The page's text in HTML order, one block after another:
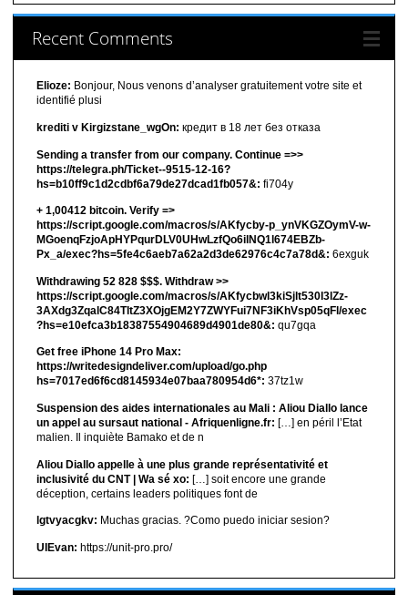
Recent Comments
Elioze: Bonjour, Nous venons d’analyser gratuitement votre site et
identifié plusi
krediti v Kirgizstane_wgOn: кредит в 18 лет без отказа
Sending a transfer from our company. Continue =>>
https://telegra.ph/Ticket--9515-12-16?
hs=b10ff9c1d2cdbf6a79de27dcad1fb057&: fi704y
+ 1,00412 bitсоin. Verify =>
https://script.google.com/macros/s/AKfycby-p_ynVKGZOymV-w-
MGoenqFzjoApHYPqurDLV0UHwLzfQo6ilNQ1l674EBZb-
Px_a/exec?hs=5fe4c6aeb7a62a2d3de62976c4c7a78d&: 6exguk
Withdrawing 52 828 $$$. Withdrаw >>
https://script.google.com/macros/s/AKfycbwl3kiSjlt530I3lZz-
3AXdg3ZqalC84TltZ3XOjgEM2Y7ZWYFui7NF3iKhVsp05qFl/exec
?hs=e10efca3b18387554904689d4901de80&: qu7gqa
Get free iPhone 14 Pro Max:
https://writedesigndeliver.com/upload/go.php
hs=7017ed6f6cd8145934e07baa780954d6*: 37tz1w
Suspension des aides internationales au Mali : Aliou Diallo lance
un appel au sursaut national - Afriquenligne.fr: […] en péril l’Etat
malien. Il inquiète Bamako et de n
Aliou Diallo appelle à une plus grande représentativité et
inclusivité du CNT | Wa sé xo: […] soit encore une grande
déception, certains leaders politiques font de
lgtvyacgkv: Muchas gracias. ?Como puedo iniciar sesion?
UIEvan: https://unit-pro.pro/